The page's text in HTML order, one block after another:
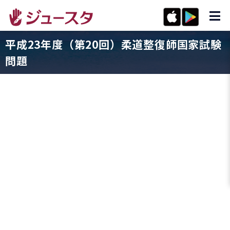
平成23年度（第20回）柔道整復師国家試験
問題